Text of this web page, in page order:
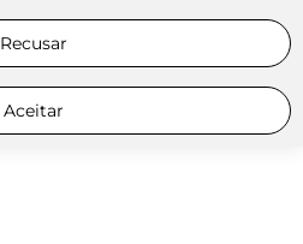
Recusar
Aceitar